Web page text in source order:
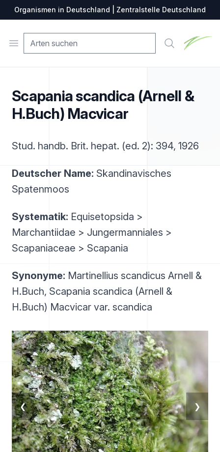
Organismen in Deutschland | Zentralstelle Deutschland
Open menu Suche
Scapania scandica (Arnell &
H.Buch) Macvicar
Stud. handb. Brit. hepat. (ed. 2): 394, 1926
Deutscher Name: Skandinavisches
Spatenmoos
Systematik: Equisetopsida >
Marchantiidae > Jungermanniales >
Scapaniaceae > Scapania
Synonyme: Martinellius scandicus Arnell &
H.Buch, Scapania scandica (Arnell &
H.Buch) Macvicar var. scandica
❮ ❯